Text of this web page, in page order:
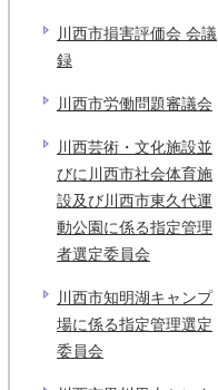
川西市損害評価会 会議
録
川西市労働問題審議会
川西芸術・文化施設並
びに川西市社会体育施
設及び川西市東久代運
動公園に係る指定管理
者選定委員会
川西市知明湖キャンプ
場に係る指定管理選定
委員会